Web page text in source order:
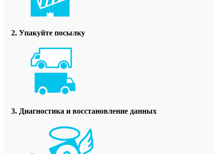
2. Упакуйте посылку
3. Диагностика и восстановление данных